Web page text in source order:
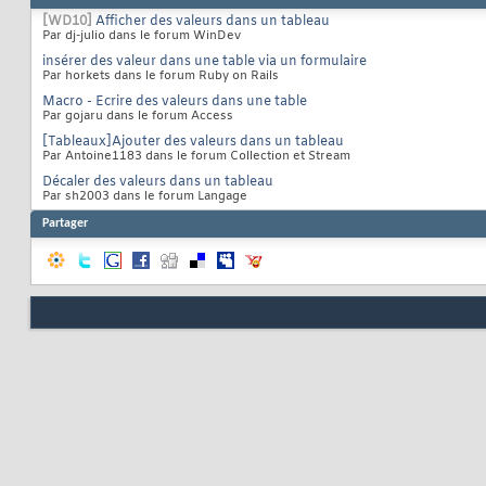
[WD10] Afficher des valeurs dans un tableau
Par dj-julio dans le forum WinDev
insérer des valeur dans une table via un formulaire
Par horkets dans le forum Ruby on Rails
Macro - Ecrire des valeurs dans une table
Par gojaru dans le forum Access
[Tableaux]Ajouter des valeurs dans un tableau
Par Antoine1183 dans le forum Collection et Stream
Décaler des valeurs dans un tableau
Par sh2003 dans le forum Langage
Partager